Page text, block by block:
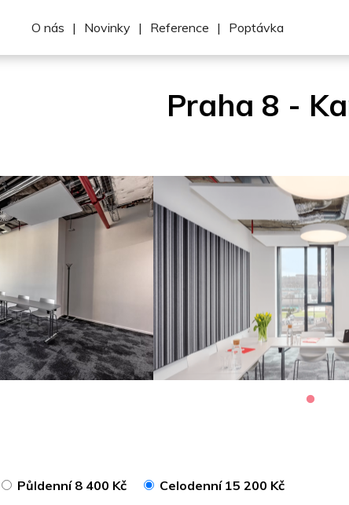
O nás | Novinky | Reference | Poptávka
Praha 8 -
Půldenní 8 400 Kč Celodenní 15 200 Kč